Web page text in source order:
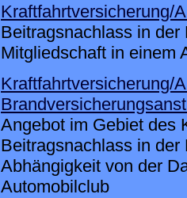
Kraftfahrtversicherung/
Beitragsnachlass in
Mitgliedschaft in einem
Kraftfahrtversicherung/
Angebot im Gebiet des
Beitragsnachlass in
Abhängigkeit von der
Automobilclub